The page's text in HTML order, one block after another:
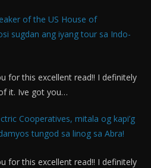
of the US House of
sugdan ang iyang tour sa Indo-
for this excellent read!! I definitely
it. Ive got you…
Cooperatives, mitala og kapi’g
tungod sa linog sa Abra!
for this excellent read!! I definitely